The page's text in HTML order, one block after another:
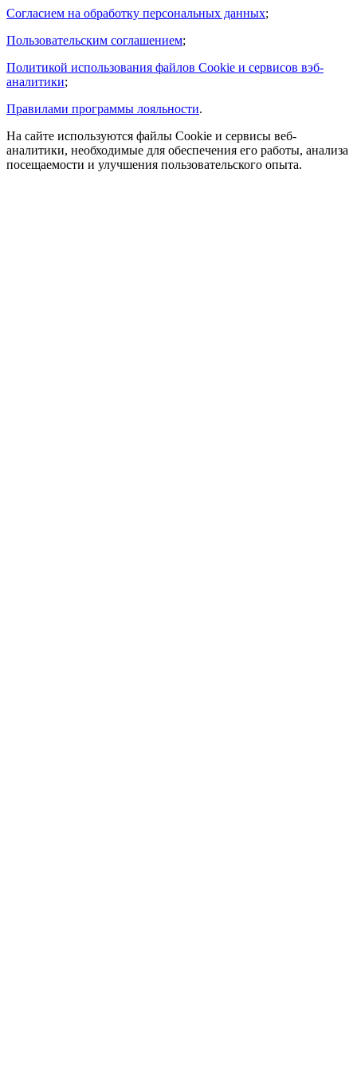
Согласием на обработку персональных данных;
Пользовательским соглашением;
Политикой использования файлов Cookie и сервисов вэб-
аналитики;
Правилами программы лояльности.
На сайте используются файлы Cookie и сервисы веб-
аналитики, необходимые для обеспечения его работы, анализа
посещаемости и улучшения пользовательского опыта.